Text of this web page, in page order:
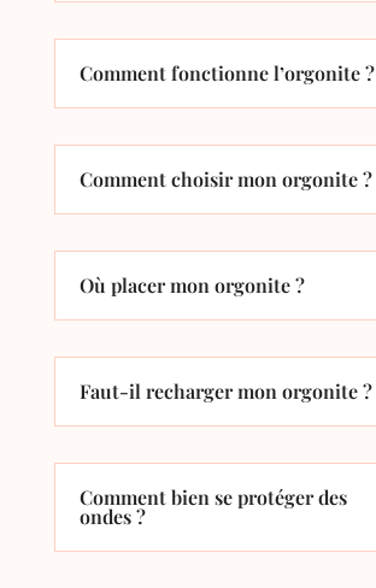
Comment fonctionne l’orgonite ?
Comment choisir mon orgonite ?
Où placer mon orgonite ?
Faut-il recharger mon orgonite ?
Comment bien se protéger des
ondes ?